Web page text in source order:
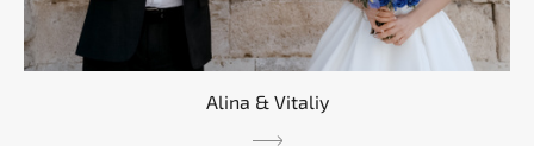
Alina & Vitaliy